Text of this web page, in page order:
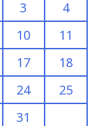
17
18
24
25
31